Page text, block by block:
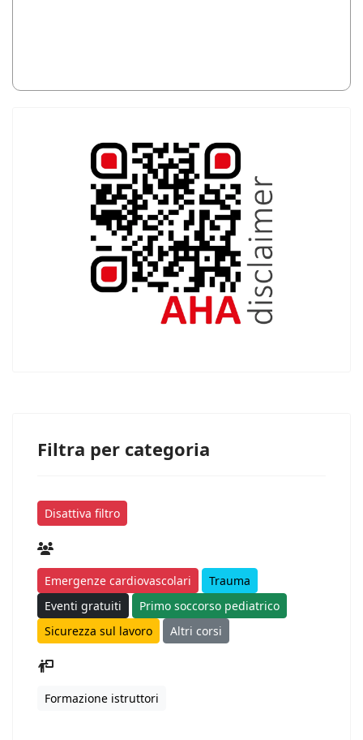
Filtra per categoria
Disattiva filtro
Emergenze cardiovascolari
Trauma
Eventi gratuiti
Primo soccorso pediatrico
Sicurezza sul lavoro
Altri corsi
Formazione istruttori